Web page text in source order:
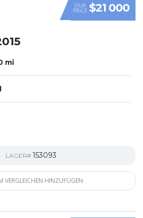
OUR
PRICE $21 000
mi
LAGER# 153093
VERGLEICHEN HINZUFÜGEN